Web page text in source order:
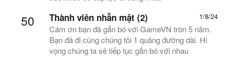
50 1/8/24
Thành viên nhẵn mặt (2)
Cám ơn bạn đã gắn bó với GameVN tròn 5 năm.
Bạn đã đi cùng chúng tôi 1 quãng đường dài. Hi
vọng chúng ta sẽ tiếp tục gắn bó với nhau